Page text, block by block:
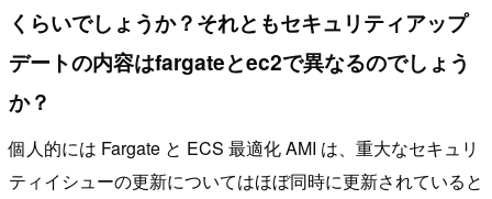
くらいでしょうか？それともセキュリティアップ
デートの内容はfargateとec2で異なるのでしょう
か？
個人的には Fargate と ECS 最適化 AMI は、重大なセキュリ
ティイシューの更新についてはほぼ同時に更新されていると